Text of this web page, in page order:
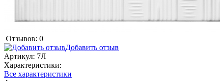
Отзывов: 0
Добавить отзыв
Артикул: 7Л
Характеристики:
Все характеристики